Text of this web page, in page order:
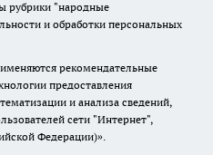
рубрики "народные
и обработки персональных
рекомендательные
предоставления
и анализа сведений,
сети "Интернет",
Федерации)».